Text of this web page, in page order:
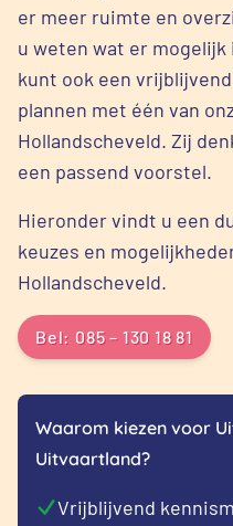
er meer ruimte en
u weten wat er mogelijk
kunt ook een
plannen met één van
Hollandscheveld. Zij
een passend voorstel.
Hieronder vindt u een
keuzes en
Hollandscheveld.
Bel: 085 – 130 18 81
Waarom kiezen voor
Uitvaartland?
Vrijblijvend